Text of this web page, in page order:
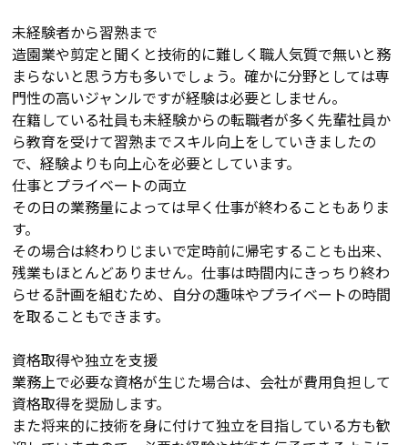
未経験者から習熟まで
造園業や剪定と聞くと技術的に難しく職人気質で無いと務
まらないと思う方も多いでしょう。確かに分野としては専
門性の高いジャンルですが経験は必要としません。
在籍している社員も未経験からの転職者が多く先輩社員か
ら教育を受けて習熟までスキル向上をしていきましたの
で、経験よりも向上心を必要としています。
仕事とプライベートの両立
その日の業務量によっては早く仕事が終わることもありま
す。
その場合は終わりじまいで定時前に帰宅することも出来、
残業もほとんどありません。仕事は時間内にきっちり終わ
らせる計画を組むため、自分の趣味やプライベートの時間
を取ることもできます。
資格取得や独立を支援
業務上で必要な資格が生じた場合は、会社が費用負担して
資格取得を奨励します。
また将来的に技術を身に付けて独立を目指している方も歓